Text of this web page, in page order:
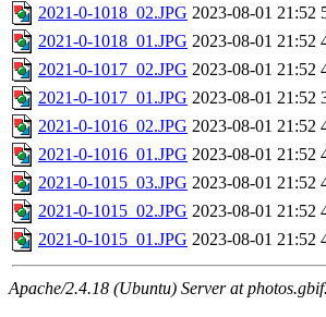
2021-0-1018_02.JPG 2023-08-01 21:52
2021-0-1018_01.JPG 2023-08-01 21:52
2021-0-1017_02.JPG 2023-08-01 21:52
2021-0-1017_01.JPG 2023-08-01 21:52
2021-0-1016_02.JPG 2023-08-01 21:52
2021-0-1016_01.JPG 2023-08-01 21:52
2021-0-1015_03.JPG 2023-08-01 21:52
2021-0-1015_02.JPG 2023-08-01 21:52
2021-0-1015_01.JPG 2023-08-01 21:52
Apache/2.4.18 (Ubuntu) Server at